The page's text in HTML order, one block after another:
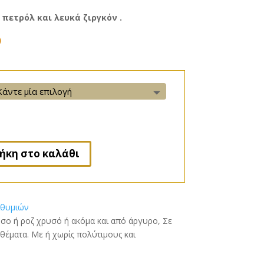
και λευκά ζιργκόν .
s
s
e
e
r
στο καλάθι
ή ροζ χρυσό ή ακόμα και από άργυρο, Σε
Με ή χωρίς πολύτιμους και